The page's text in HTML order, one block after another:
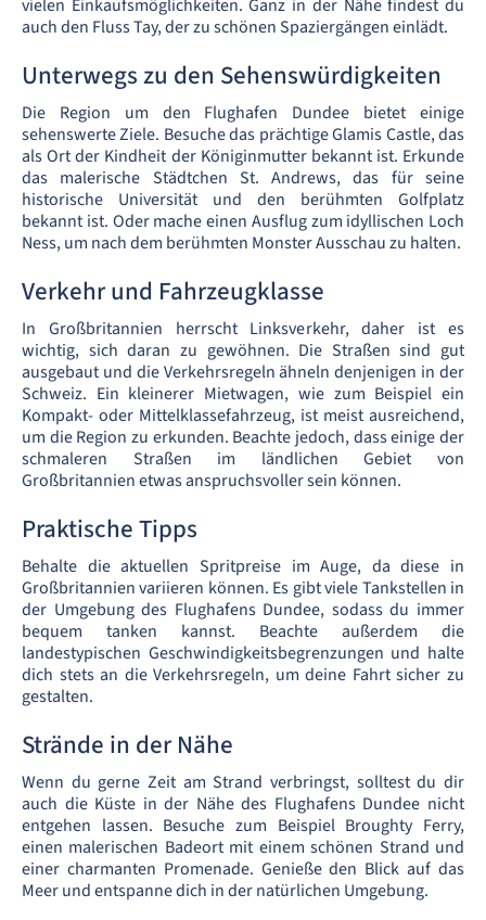
vielen Einkaufsmöglichkeiten. Ganz in der Nähe findest du
auch den Fluss Tay, der zu schönen Spaziergängen einlädt.
Unterwegs zu den Sehenswürdigkeiten
Die Region um den Flughafen Dundee bietet einige
sehenswerte Ziele. Besuche das prächtige Glamis Castle, das
als Ort der Kindheit der Königinmutter bekannt ist. Erkunde
das malerische Städtchen St. Andrews, das für seine
historische Universität und den berühmten Golfplatz
bekannt ist. Oder mache einen Ausflug zum idyllischen Loch
Ness, um nach dem berühmten Monster Ausschau zu halten.
Verkehr und Fahrzeugklasse
In Großbritannien herrscht Linksverkehr, daher ist es
wichtig, sich daran zu gewöhnen. Die Straßen sind gut
ausgebaut und die Verkehrsregeln ähneln denjenigen in der
Schweiz. Ein kleinerer Mietwagen, wie zum Beispiel ein
Kompakt- oder Mittelklassefahrzeug, ist meist ausreichend,
um die Region zu erkunden. Beachte jedoch, dass einige der
schmaleren Straßen im ländlichen Gebiet von
Großbritannien etwas anspruchsvoller sein können.
Praktische Tipps
Behalte die aktuellen Spritpreise im Auge, da diese in
Großbritannien variieren können. Es gibt viele Tankstellen in
der Umgebung des Flughafens Dundee, sodass du immer
bequem tanken kannst. Beachte außerdem die
landestypischen Geschwindigkeitsbegrenzungen und halte
dich stets an die Verkehrsregeln, um deine Fahrt sicher zu
gestalten.
Strände in der Nähe
Wenn du gerne Zeit am Strand verbringst, solltest du dir
auch die Küste in der Nähe des Flughafens Dundee nicht
entgehen lassen. Besuche zum Beispiel Broughty Ferry,
einen malerischen Badeort mit einem schönen Strand und
einer charmanten Promenade. Genieße den Blick auf das
Meer und entspanne dich in der natürlichen Umgebung.